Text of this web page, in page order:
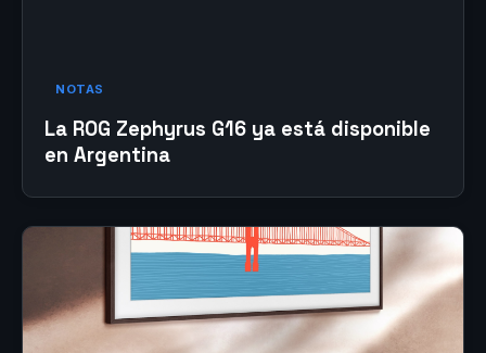
NOTAS
La ROG Zephyrus G16 ya está disponible
en Argentina